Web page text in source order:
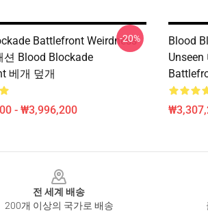
Battlefront Weirdness
션 Blood Blockade
베개 덮개
- ₩3,996,200
-20%
Blood
전 세계 배송
200개 이상의 국가로 배송